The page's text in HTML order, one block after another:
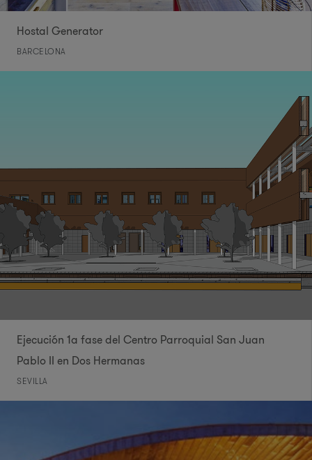
Hostal Generator
BARCELONA
Ejecución 1ª fase del Centro Parroquial San Juan
Pablo II en Dos Hermanas
SEVILLA